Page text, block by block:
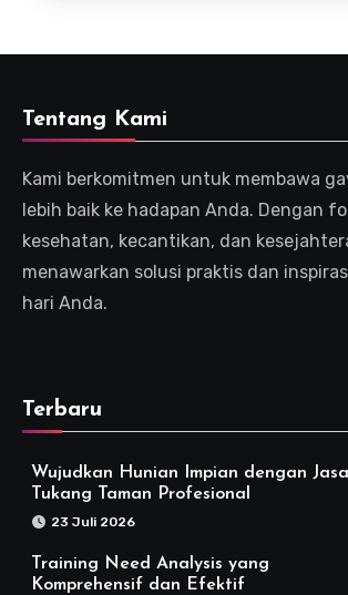
Tentang Kami
Kami berkomitmen untuk membawa
lebih baik ke hadapan Anda. Dengan
kesehatan, kecantikan, dan
menawarkan solusi praktis dan
hari Anda.
Terbaru
Wujudkan Hunian Impian dengan Jasa
Tukang Taman Profesional
23 Juli 2026
Training Need Analysis yang
Komprehensif dan Efektif